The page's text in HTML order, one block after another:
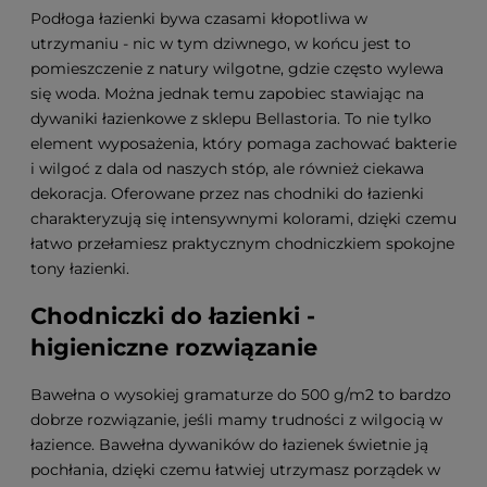
Podłoga łazienki bywa czasami kłopotliwa w
utrzymaniu - nic w tym dziwnego, w końcu jest to
pomieszczenie z natury wilgotne, gdzie często wylewa
się woda. Można jednak temu zapobiec stawiając na
dywaniki łazienkowe z sklepu Bellastoria. To nie tylko
element wyposażenia, który pomaga zachować bakterie
i wilgoć z dala od naszych stóp, ale również ciekawa
dekoracja. Oferowane przez nas chodniki do łazienki
charakteryzują się intensywnymi kolorami, dzięki czemu
łatwo przełamiesz praktycznym chodniczkiem spokojne
tony łazienki.
Chodniczki do łazienki -
higieniczne rozwiązanie
Bawełna o wysokiej gramaturze do 500 g/m2 to bardzo
dobrze rozwiązanie, jeśli mamy trudności z wilgocią w
łazience. Bawełna dywaników do łazienek świetnie ją
pochłania, dzięki czemu łatwiej utrzymasz porządek w